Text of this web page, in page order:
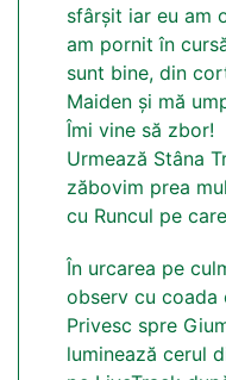
sfârșit iar eu am
am pornit în
sunt bine, din
Maiden și mă
Îmi vine să zbor!
Urmează Stâna
zăbovim prea
cu Runcul pe
În urcarea pe
observ cu coada
Privesc spre
luminează cerul